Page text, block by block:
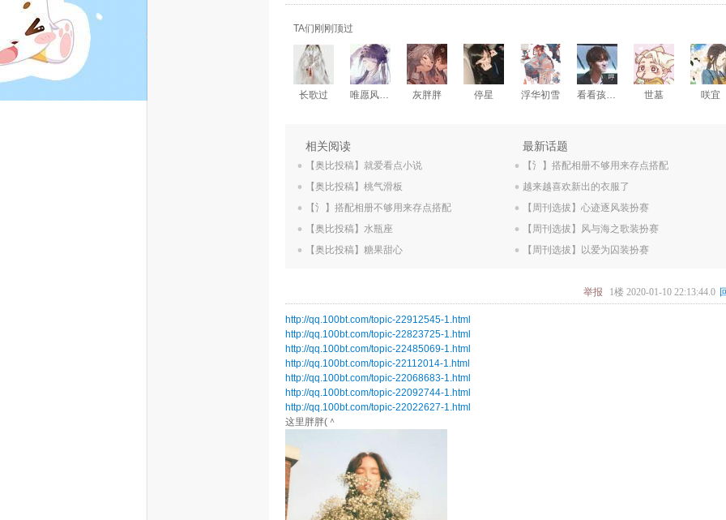
TA们刚刚顶过
长歌过 唯愿风雨吉 灰胖胖 停星 浮华初雪 看看孩子吧 世墓 咲宜
相关阅读
. 【奥比投稿】就爱看点小说
. 【奥比投稿】桃气滑板
. 【氵】搭配相册不够用来存点搭配
. 【奥比投稿】水瓶座
. 【奥比投稿】糖果甜心
最新话题
. 【氵】搭配相册不够用来存点搭配
. 越来越喜欢新出的衣服了
. 【周刊选拔】心迹逐风装扮赛
. 【周刊选拔】风与海之歌装扮赛
. 【周刊选拔】以爱为囚装扮赛
举报 1楼 2020-01-10 22:13:44.0
http://qq.100bt.com/topic-22912545-1.html
http://qq.100bt.com/topic-22823725-1.html
http://qq.100bt.com/topic-22485069-1.html
http://qq.100bt.com/topic-22112014-1.html
http://qq.100bt.com/topic-22068683-1.html
http://qq.100bt.com/topic-22092744-1.html
http://qq.100bt.com/topic-22022627-1.html
这里胖胖(＾